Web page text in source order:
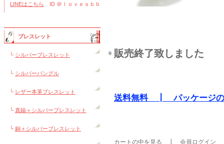
LINEはこちら ID ＠ｌｏｖｅｓｂｂ
ブレスレット
└ シルバーブレスレット
└ シルバーバングル
└ レザー本革ブレスレット
└ 真鍮＋シルバーブレスレット
└ 銅＋シルバーブレスレット
販売終了致しました
送料無料 ┃ パッケージの
カートの中を見る 会員ログイン